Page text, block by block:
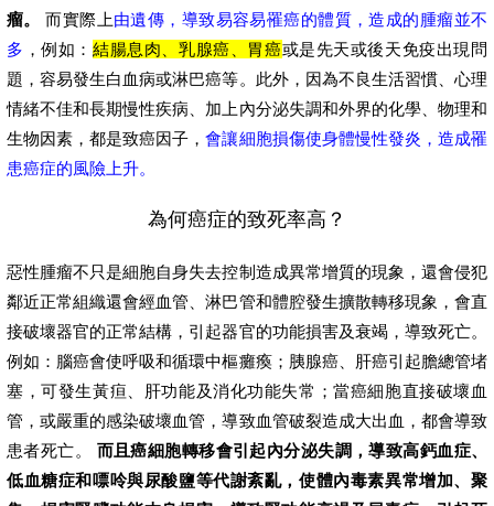
瘤。
而實際上由遺傳，導致易容易罹癌的體質，造成的腫瘤並不
多 ，例如： 結腸息肉、乳腺癌、胃癌或是先天或後天免疫出現問
題，容易發生白血病或淋巴癌等。此外，因為不良生活習慣、心理
情緒不佳和長期慢性疾病、加上內分泌失調和外界的化學、物理和
生物因素，都是致癌因子，會讓細胞損傷使身體慢性發炎，造成罹
患癌症的風險上升。
為何癌症的致死率高？
惡性腫瘤不只是細胞自身失去控制造成異常增質的現象，還會侵犯
鄰近正常組織還會經血管、淋巴管和體腔發生擴散轉移現象，會直
接破壞器官的正常結構，引起器官的功能損害及衰竭，導致死亡。
例如：腦癌會使呼吸和循環中樞癱瘓；胰腺癌、肝癌引起膽總管堵
塞，可發生黃疸、肝功能及消化功能失常；當癌細胞直接破壞血
管，或嚴重的感染破壞血管，導致血管破裂造成大出血，都會導致
患者死亡。 而且癌細胞轉移會引起內分泌失調，導致高鈣血症、
低血糖症和嘌呤與尿酸鹽等代謝紊亂，使體內毒素異常增加、聚